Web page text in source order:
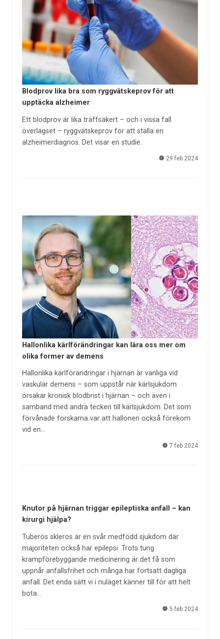
Blodprov lika bra som ryggvätskeprov för att
upptäcka alzheimer
Ett blodprov är lika träffsäkert – och i vissa fall
överlägset – ryggvätskeprov för att ställa en
alzheimerdiagnos. Det visar en studie.
29 feb 2024
Hallonlika kärlförändringar kan lära oss mer om
olika former av demens
Hallonlika kärlförändringar i hjärnan är vanliga vid
vaskulär demens – som uppstår när kärlsjukdom
orsakar kronisk blodbrist i hjärnan – och även i
samband med andra tecken till kärlsjukdom. Det som
förvånade forskarna var att hallonen också förekom
vid en…
7 feb 2024
Knutor på hjärnan triggar epileptiska anfall – kan
kirurgi hjälpa?
Tuberös skleros är en svår medfödd sjukdom där
majoriteten också har epilepsi. Trots tung
krampförebyggande medicinering är det få som
uppnår anfallsfrihet och många har fortsatt dagliga
anfall. Det enda sätt vi i nuläget känner till för att helt
bota…
5 feb 2024